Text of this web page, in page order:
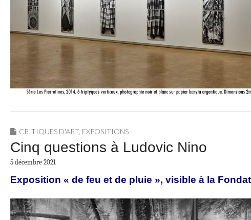
CRITIQUES D'ART, EXPOSITIONS
Cinq questions à Ludovic Nino
5 décembre 2021
Exposition « de feu et de pluie », visible à la